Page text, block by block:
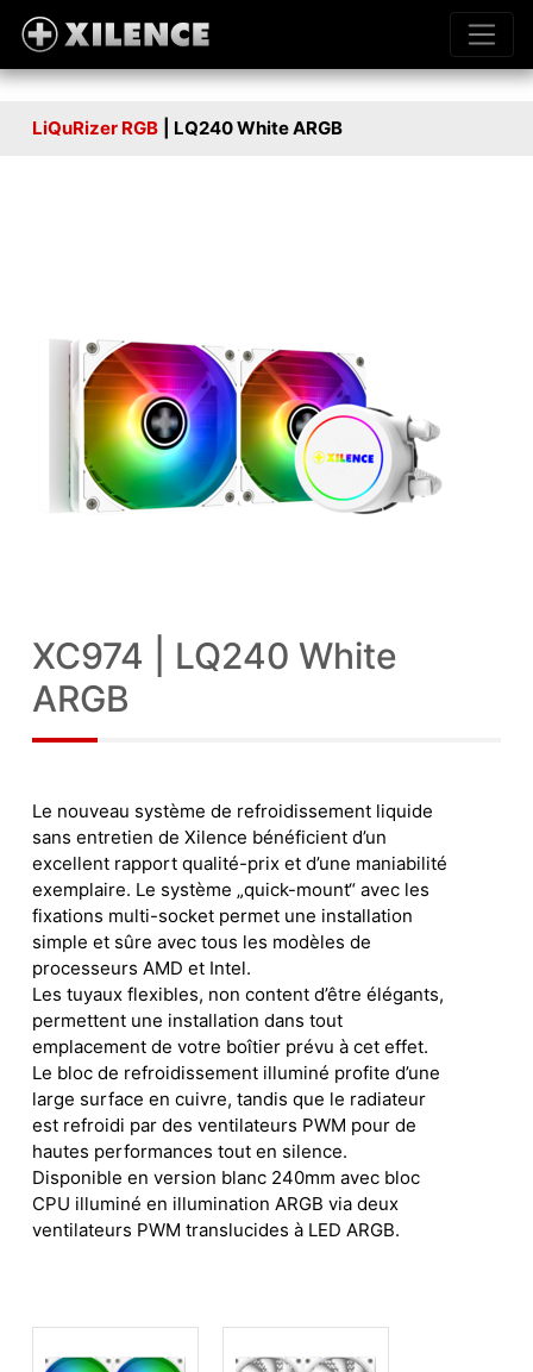
LiQuRizer RGB | LQ240 White ARGB
XC974 | LQ240 White
ARGB
Le nouveau système de refroidissement liquide
sans entretien de Xilence bénéficient d’un
excellent rapport qualité-prix et d’une maniabilité
exemplaire. Le système „quick-mount“ avec les
fixations multi-socket permet une installation
simple et sûre avec tous les modèles de
processeurs AMD et Intel.
Les tuyaux flexibles, non content d’être élégants,
permettent une installation dans tout
emplacement de votre boîtier prévu à cet effet.
Le bloc de refroidissement illuminé profite d’une
large surface en cuivre, tandis que le radiateur
est refroidi par des ventilateurs PWM pour de
hautes performances tout en silence.
Disponible en version blanc 240mm avec bloc
CPU illuminé en illumination ARGB via deux
ventilateurs PWM translucides à LED ARGB.